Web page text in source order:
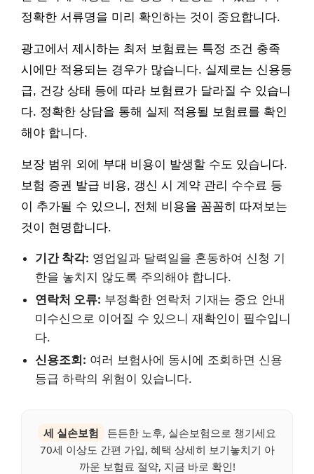
정확한 서류명을 미리 확인하는 것이 중요합니다.
광고에서 제시하는 최저 보험료는 특정 조건 충족
시에만 적용되는 경우가 많습니다. 실제로는 신용등
급, 건강 상태 등에 따라 보험료가 달라질 수 있습니
다. 정확한 상담을 통해 실제 적용될 보험료를 확인
해야 합니다.
보장 범위 외에 부대 비용이 발생할 수도 있습니다.
보험 증권 발급 비용, 갱신 시 계약 관리 수수료 등
이 추가될 수 있으니, 전체 비용을 꼼꼼히 따져보는
것이 현명합니다.
기간 착각: 영업일과 달력일을 혼동하여 신청 기
한을 놓치지 않도록 주의해야 합니다.
연락처 오류: 부정확한 연락처 기재는 중요 안내
미수신으로 이어질 수 있으니 재확인이 필수입니
다.
신용조회: 여러 보험사에 동시에 조회하면 신용
등급 하락의 위험이 있습니다.
세 실손보험
든든한 노후, 실손보험으로 챙기세요
70세 이상도 간편 가입, 혜택 상세히 보기놓치기 아
까운 보험료 절약, 지금 바로 확인!